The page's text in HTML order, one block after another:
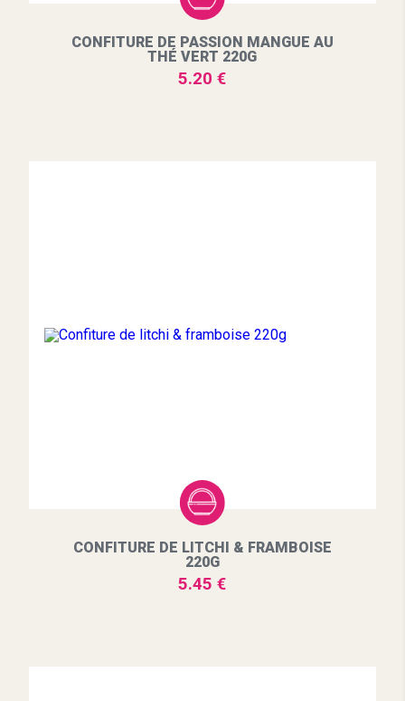
CONFITURE DE PASSION MANGUE AU
THÉ VERT 220G
5.20 €
CONFITURE DE LITCHI & FRAMBOISE
220G
5.45 €